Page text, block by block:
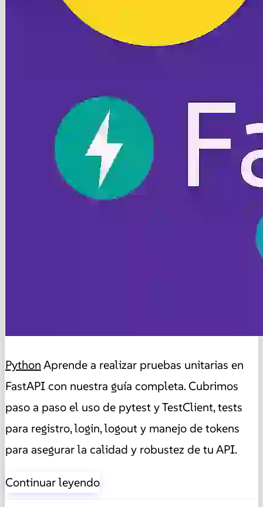
PythonAprende a realizar pruebas unitarias en
FastAPI con nuestra guía completa. Cubrimos
paso a paso el uso de pytest y TestClient, tests
para registro, login, logout y manejo de tokens
para asegurar la calidad y robustez de tu API.
Continuar leyendo